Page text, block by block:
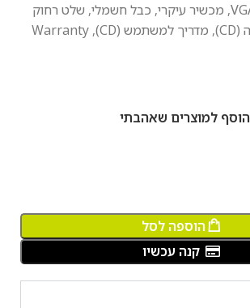
כבל VGA, מכשיר עיקרי, כבל חשמלי, שלט רחוק
כולל סוללות, תכנה (CD), מדריך למשתמש (CD), Warranty
הוסף למוצרים שאהבתי
הוספה לסל
קנה עכשיו